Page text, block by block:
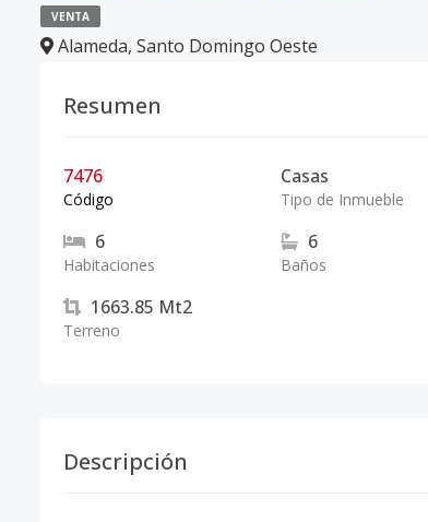
VENTA
Alameda, Santo Domingo Oeste
Resumen
7476
Código
Casas
Tipo de Inmueble
6
Habitaciones
6
Baños
1663.85 Mt2
Terreno
Descripción